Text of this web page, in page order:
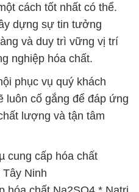
cách tốt nhất có thể.
dựng sự tin tưởng
và duy trì vững vị trí
nghiệp hóa chất.
phục vụ quý khách
luôn cố gắng để đáp ứng
lượng và tận tâm
cung cấp hóa chất
Ninh